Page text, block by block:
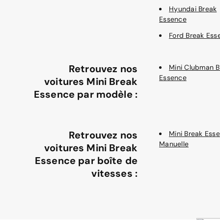
Hyundai Break
Essence
Ford Break
Retrouvez nos
voitures Mini Break
Essence par modèle :
Mini Clubman
Essence
Retrouvez nos
voitures Mini Break
Essence par boîte de
vitesses :
Mini Break
Manuelle